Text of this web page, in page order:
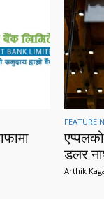
FEATURE
डलर
Arthik